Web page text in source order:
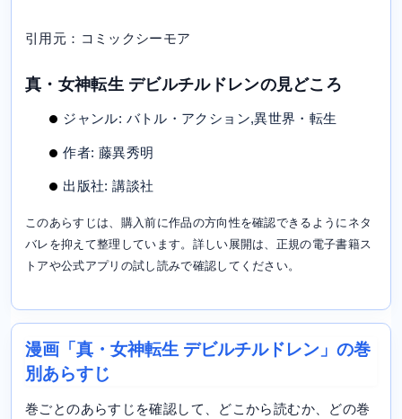
引用元：コミックシーモア
真・女神転生 デビルチルドレンの見どころ
ジャンル: バトル・アクション,異世界・転生
作者: 藤異秀明
出版社: 講談社
このあらすじは、購入前に作品の方向性を確認できるようにネタ
バレを抑えて整理しています。詳しい展開は、正規の電子書籍ス
トアや公式アプリの試し読みで確認してください。
漫画「真・女神転生 デビルチルドレン」の巻
別あらすじ
巻ごとのあらすじを確認して、どこから読むか、どの巻